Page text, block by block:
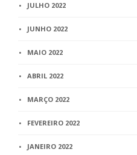
JULHO 2022
JUNHO 2022
MAIO 2022
ABRIL 2022
MARÇO 2022
FEVEREIRO 2022
JANEIRO 2022